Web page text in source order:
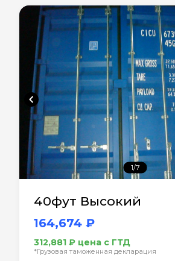
chevron_left
1/7
40фут Высокий
164,674 ₽
312,881 ₽ цена с ГТД
*Грузовая таможенная декларация